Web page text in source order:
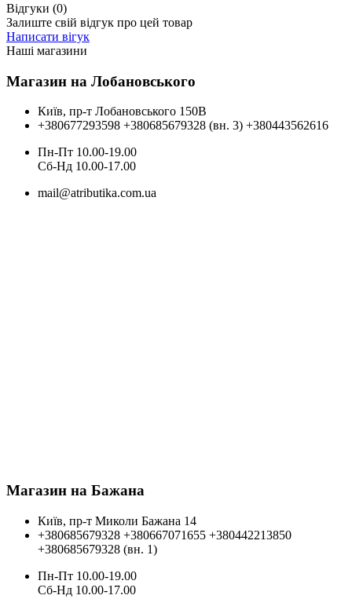
Відгуки (0)
Залиште свій відгук про цей товар
Написати вігук
Наші магазини
Магазин на Лобановського
Київ, пр-т Лобановського 150В
+380677293598 +380685679328 (вн. 3) +380443562616
Пн-Пт 10.00-19.00
Cб-Нд 10.00-17.00
mail@atributika.com.ua
Магазин на Бажана
Київ, пр-т Миколи Бажана 14
+380685679328 +380667071655 +380442213850
+380685679328 (вн. 1)
Пн-Пт 10.00-19.00
Cб-Нд 10.00-17.00